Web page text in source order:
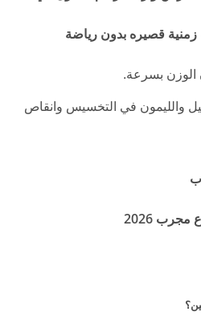
والليمون في التخسيس وانقاص
2026